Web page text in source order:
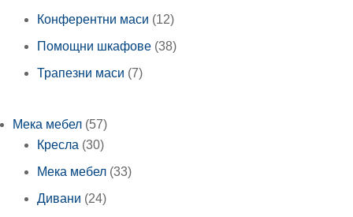
продукта
Конферентни маси 1212
продукта
Помощни шкафове 3838
Трапезни маси 77
Мека мебел 5757
продукта
Кресла 3030
продукта
Мека мебел 3333
Дивани 2424